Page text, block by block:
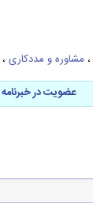
، مشاوره و مددکاری ،
عضویت در خبرنامه